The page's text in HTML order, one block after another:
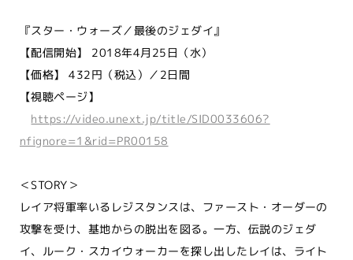
『スター・ウォーズ／最後のジェダイ』
【配信開始】 2018年4月25日（水）
【価格】 432円（税込）／2日間
【視聴ページ】
https://video.unext.jp/title/SID0033606?
nfignore=1&rid=PR00158
＜STORY＞
レイア将軍率いるレジスタンスは、ファースト・オーダーの
攻撃を受け、基地からの脱出を図る。一方、伝説のジェダ
イ、ルーク・スカイウォーカーを探し出したレイは、ライト